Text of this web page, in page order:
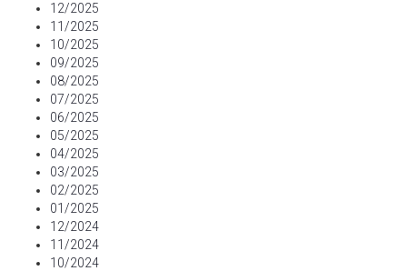
12/2025
11/2025
10/2025
09/2025
08/2025
07/2025
06/2025
05/2025
04/2025
03/2025
02/2025
01/2025
12/2024
11/2024
10/2024